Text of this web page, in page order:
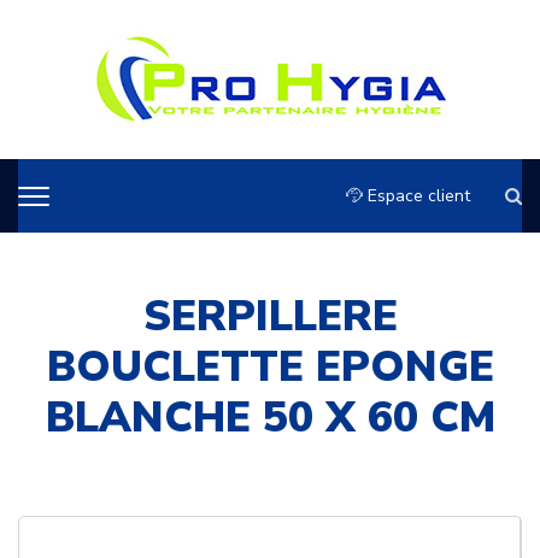
Espace client
SERPILLERE
BOUCLETTE EPONGE
BLANCHE 50 X 60 CM